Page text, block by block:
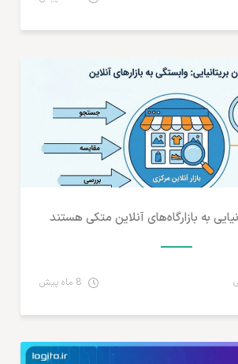
آمارهای تجارت الکترونیک
به بازارگاه‌های آنلاین متکی هستند
تجارت الکترونیک